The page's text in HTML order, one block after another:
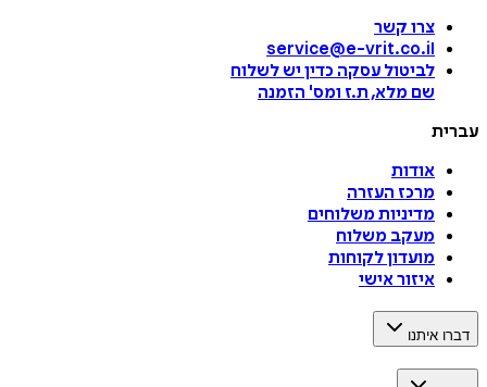
צרו קשר
service@e-vrit.co.il
לביטול עסקה כדין יש לשלוח
שם מלא, ת.ז ומס' הזמנה
עברית
אודות
מרכז העזרה
מדיניות משלוחים
מעקב משלוח
מועדון לקוחות
איזור אישי
דברו איתנו